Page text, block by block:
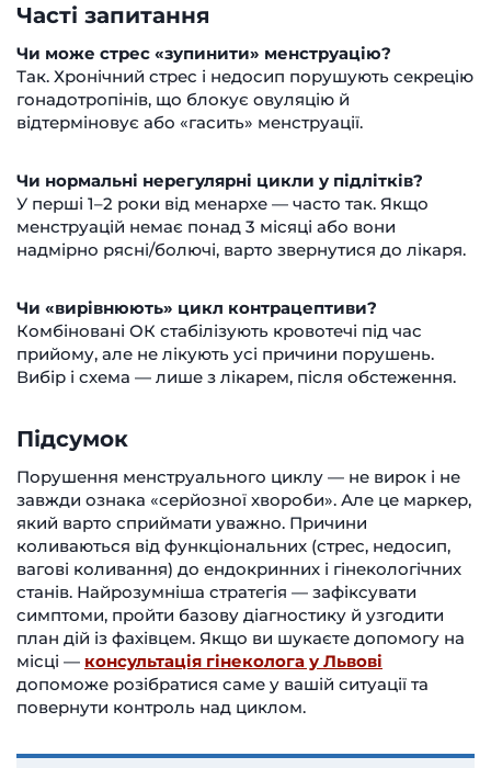
Часті запитання
Чи може стрес «зупинити» менструацію?
Так. Хронічний стрес і недосип порушують секрецію
гонадотропінів, що блокує овуляцію й
відтерміновує або «гасить» менструації.
Чи нормальні нерегулярні цикли у підлітків?
У перші 1–2 роки від менархе — часто так. Якщо
менструацій немає понад 3 місяці або вони
надмірно рясні/болючі, варто звернутися до лікаря.
Чи «вирівнюють» цикл контрацептиви?
Комбіновані ОК стабілізують кровотечі під час
прийому, але не лікують усі причини порушень.
Вибір і схема — лише з лікарем, після обстеження.
Підсумок
Порушення менструального циклу — не вирок і не
завжди ознака «серйозної хвороби». Але це маркер,
який варто сприймати уважно. Причини
коливаються від функціональних (стрес, недосип,
вагові коливання) до ендокринних і гінекологічних
станів. Найрозумніша стратегія — зафіксувати
симптоми, пройти базову діагностику й узгодити
план дій із фахівцем. Якщо ви шукаєте допомогу на
місці — консультація гінеколога у Львові
допоможе розібратися саме у вашій ситуації та
повернути контроль над циклом.